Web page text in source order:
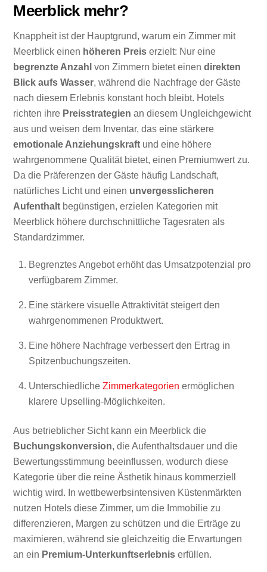
Meerblick mehr?
Knappheit ist der Hauptgrund, warum ein Zimmer mit
Meerblick einen höheren Preis erzielt: Nur eine
begrenzte Anzahl von Zimmern bietet einendirekten
Blick aufs Wasser, während die Nachfrage der Gäste
nach diesem Erlebnis konstant hoch bleibt. Hotels
richten ihre Preisstrategien an diesem Ungleichgewicht
aus und weisen dem Inventar, das eine stärkere
emotionale Anziehungskraft und eine höhere
wahrgenommene Qualität bietet, einen Premiumwert zu.
Da die Präferenzen der Gäste häufig Landschaft,
natürliches Licht und einen unvergesslicheren
Aufenthalt begünstigen, erzielen Kategorien mit
Meerblick höhere durchschnittliche Tagesraten als
Standardzimmer.
Begrenztes Angebot erhöht das Umsatzpotenzial pro
verfügbarem Zimmer.
Eine stärkere visuelle Attraktivität steigert den
wahrgenommenen Produktwert.
Eine höhere Nachfrage verbessert den Ertrag in
Spitzenbuchungszeiten.
Unterschiedliche Zimmerkategorien ermöglichen
klarere Upselling-Möglichkeiten.
Aus betrieblicher Sicht kann ein Meerblick die
Buchungskonversion, die Aufenthaltsdauer und die
Bewertungsstimmung beeinflussen, wodurch diese
Kategorie über die reine Ästhetik hinaus kommerziell
wichtig wird. In wettbewerbsintensiven Küstenmärkten
nutzen Hotels diese Zimmer, um die Immobilie zu
differenzieren, Margen zu schützen und die Erträge zu
maximieren, während sie gleichzeitig die Erwartungen
an ein Premium-Unterkunftserlebnis erfüllen.